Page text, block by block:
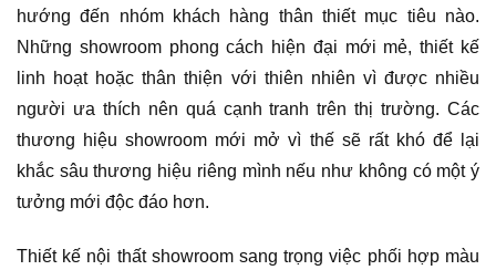
hướng đến nhóm khách hàng thân thiết mục tiêu nào.
Những showroom phong cách hiện đại mới mẻ, thiết kế
linh hoạt hoặc thân thiện với thiên nhiên vì được nhiều
người ưa thích nên quá cạnh tranh trên thị trường. Các
thương hiệu showroom mới mở vì thế sẽ rất khó để lại
khắc sâu thương hiệu riêng mình nếu như không có một ý
tưởng mới độc đáo hơn.
Thiết kế nội thất showroom sang trọng việc phối hợp màu